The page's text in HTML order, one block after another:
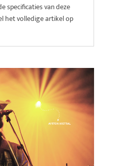
specificaties van deze
het volledige artikel op